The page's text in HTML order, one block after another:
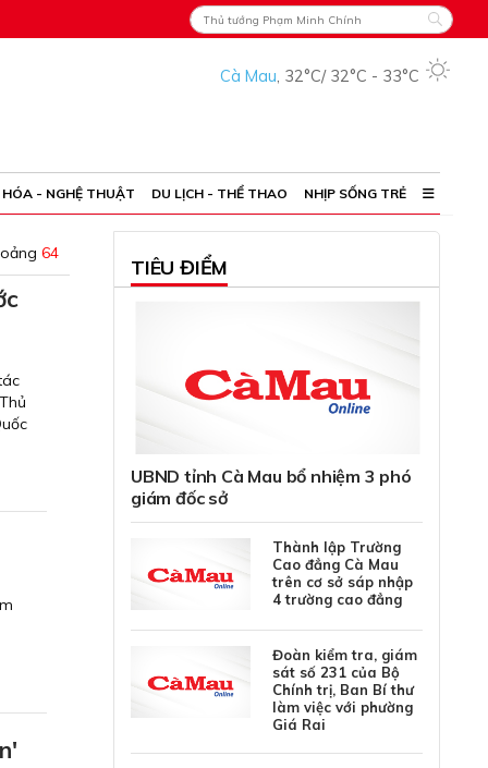
Cà Mau, 32°C/ 32°C - 33°C
- NGHỆ THUẬT DU LỊCH - THỂ THAO NHỊP SỐNG TRẺ
64
TIÊU ĐIỂM
UBND tỉnh Cà Mau bổ nhiệm 3 phó
giám đốc sở
Thành lập Trường
Cao đẳng Cà Mau
trên cơ sở sáp nhập
4 trường cao đẳng
Đoàn kiểm tra, giám
sát số 231 của Bộ
Chính trị, Ban Bí thư
làm việc với phường
Giá Rai